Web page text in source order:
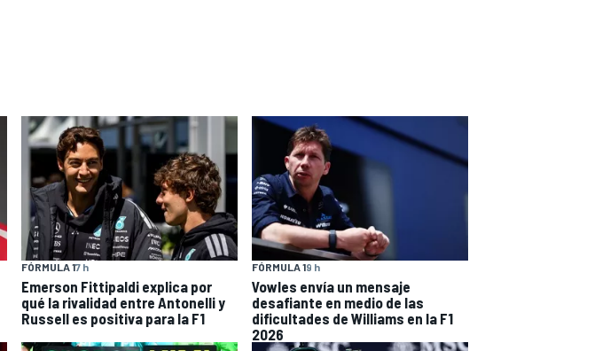
FÓRMULA 17 h
Emerson Fittipaldi explica por
qué la rivalidad entre Antonelli y
Russell es positiva para la F1
FÓRMULA 19 h
Vowles envía un mensaje
desafiante en medio de las
dificultades de Williams en la F1
2026